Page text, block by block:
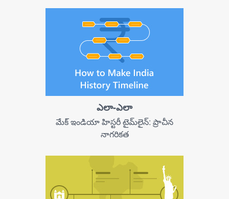
ఎలా-ఎలా
మేక్ ఇండియా హిస్టరీ టైమ్‌లైన్: ప్రాచీన
నాగరికత